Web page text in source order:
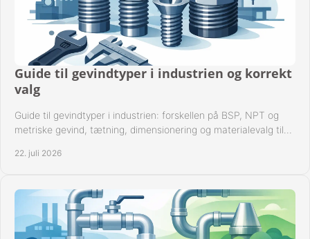
Guide til gevindtyper i industrien og korrekt
valg
Guide til gevindtyper i industrien: forskellen på BSP, NPT og
metriske gevind, tætning, dimensionering og materialevalg til
22. juli 2026